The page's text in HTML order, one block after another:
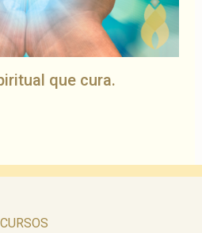
que cura.
CURSOS